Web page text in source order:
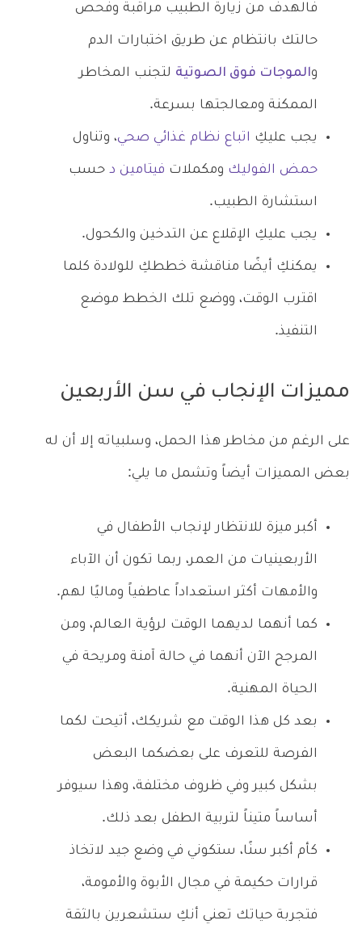
فالهدف من زيارة الطبيب مراقبة وفحص
حالتك بانتظام عن طريق اختبارات الدم
والموجات فوق الصوتية لتجنب المخاطر
الممكنة ومعالجتها بسرعة.
يجب عليكِ اتباع نظام غذائي صحي، وتناول
حمض الفوليك ومكملات فيتامين د حسب
استشارة الطبيب.
يجب عليكِ الإقلاع عن التدخين والكحول.
يمكنكِ أيضًا مناقشة خططكِ للولادة كلما
اقترب الوقت، ووضع تلك الخطط موضع
التنفيذ.
مميزات الإنجاب في سن الأربعين
على الرغم من مخاطر هذا الحمل، وسلبياته إلا أن له
بعض المميزات أيضاً وتشمل ما يلي:
أكبر ميزة للانتظار لإنجاب الأطفال في
الأربعينيات من العمر، ربما تكون أن الآباء
والأمهات أكثر استعداداً عاطفياً وماليًا لهم.
كما أنهما لديهما الوقت لرؤية العالم، ومن
المرجح الآن أنهما في حالة آمنة ومريحة في
الحياة المهنية.
بعد كل هذا الوقت مع شريكك، أتيحت لكما
الفرصة للتعرف على بعضكما البعض
بشكل كبير وفي ظروف مختلفة، وهذا سيوفر
أساساً متيناً لتربية الطفل بعد ذلك.
كأم أكبر سنًا، ستكوني في وضع جيد لاتخاذ
قرارات حكيمة في مجال الأبوة والأمومة،
فتجربة حياتك تعني أنكِ ستشعرين بالثقة